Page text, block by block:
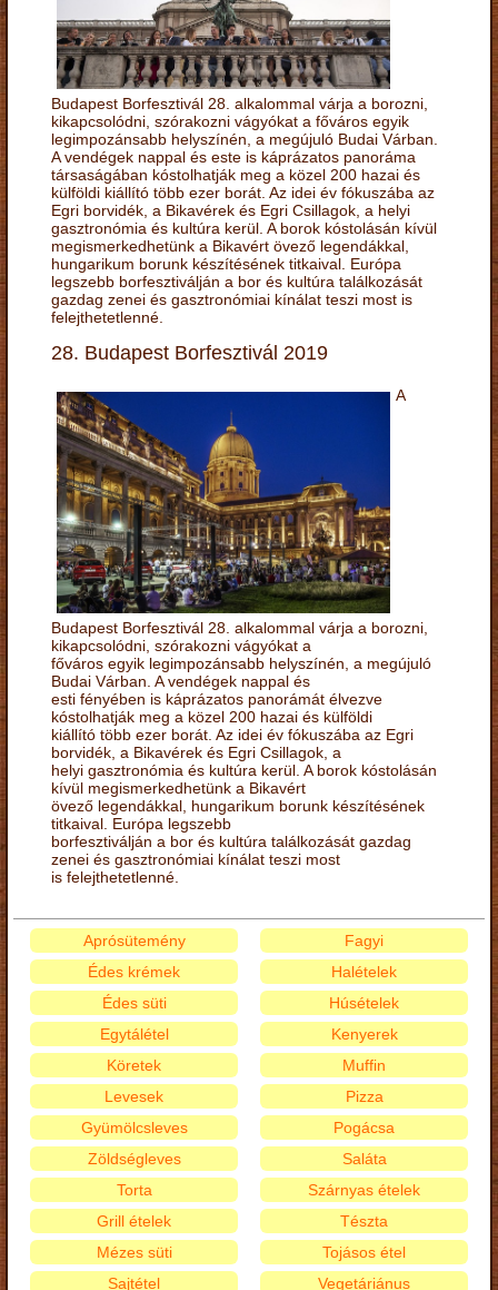
Budapest Borfesztivál 28. alkalommal várja a borozni,
kikapcsolódni, szórakozni vágyókat a főváros egyik
legimpozánsabb helyszínén, a megújuló Budai Várban.
A vendégek nappal és este is káprázatos panoráma
társaságában kóstolhatják meg a közel 200 hazai és
külföldi kiállító több ezer borát. Az idei év fókuszába az
Egri borvidék, a Bikavérek és Egri Csillagok, a helyi
gasztronómia és kultúra kerül. A borok kóstolásán kívül
megismerkedhetünk a Bikavért övező legendákkal,
hungarikum borunk készítésének titkaival. Európa
legszebb borfesztiválján a bor és kultúra találkozását
gazdag zenei és gasztronómiai kínálat teszi most is
felejthetetlenné.
28. Budapest Borfesztivál 2019
A
Budapest Borfesztivál 28. alkalommal várja a borozni,
kikapcsolódni, szórakozni vágyókat a
főváros egyik legimpozánsabb helyszínén, a megújuló
Budai Várban. A vendégek nappal és
esti fényében is káprázatos panorámát élvezve
kóstolhatják meg a közel 200 hazai és külföldi
kiállító több ezer borát. Az idei év fókuszába az Egri
borvidék, a Bikavérek és Egri Csillagok, a
helyi gasztronómia és kultúra kerül. A borok kóstolásán
kívül megismerkedhetünk a Bikavért
övező legendákkal, hungarikum borunk készítésének
titkaival. Európa legszebb
borfesztiválján a bor és kultúra találkozását gazdag
zenei és gasztronómiai kínálat teszi most
is felejthetetlenné.
Aprósütemény
Édes krémek
Édes süti
Egytálétel
Fagyi
Halételek
Húsételek
Kenyerek
Köretek
Levesek
Gyümölcsleves
Zöldségleves
Muffin
Pizza
Pogácsa
Saláta
Torta
Grill ételek
Mézes süti
Sajtétel
Szárnyas ételek
Tészta
Tojásos étel
Vegetáriánus